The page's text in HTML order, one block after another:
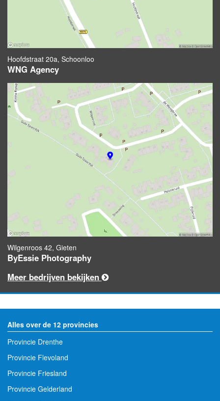
Hoofdstraat 20a, Schoonloo
WNG Agency
Wilgenroos 42, Gieten
ByEssie Photography
Meer bedrijven bekijken
Alles over de 12 provincies
Provincie Drenthe
Provincie Flevoland
Provincie Friesland
Provincie Gelderland